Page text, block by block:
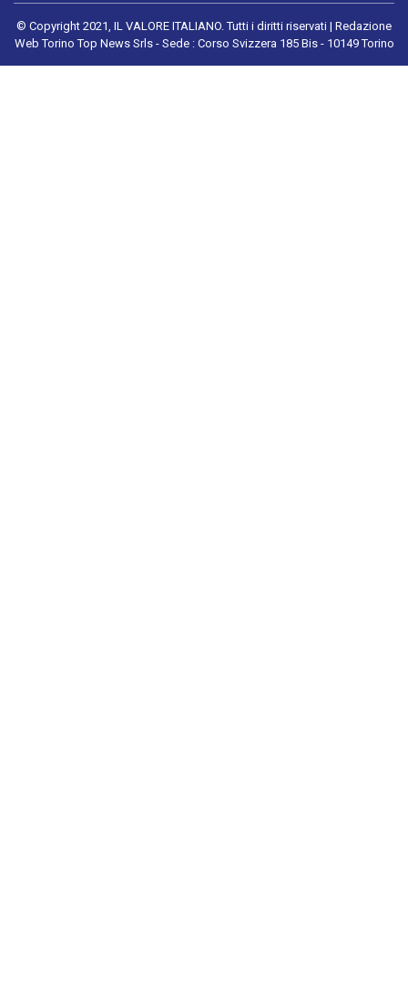
© Copyright 2021, IL VALORE ITALIANO. Tutti i diritti riservati | Redazione
Web Torino Top News Srls - Sede : Corso Svizzera 185 Bis - 10149 Torino